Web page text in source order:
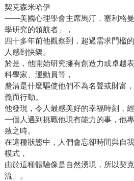
契克森米哈伊
——美國心理學會主席馬汀．塞利格
學研究的領航者」，
四十多年前他觀察到，超過需求門檻
人感到快樂。
於是，他開始研究擁有創造力或卓越
科學家、運動員等，
釐清是什麼驅使他們不為名聲或財富
義而行動。
他發現，令人最感美好的幸福時刻，
一個人遇到挑戰他現有能力的事，他
致之時。
在這種狀態中，人們會忘卻時間與自
模式，
由於這種體驗像是自然湧現，所以
流」。